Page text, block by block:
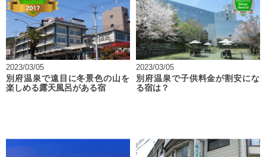
2023/03/05
別府温泉で遠目に冬景色の山を
楽しめる露天風呂がある宿
2023/03/05
別府温泉で子供料金が割安にな
る宿は？